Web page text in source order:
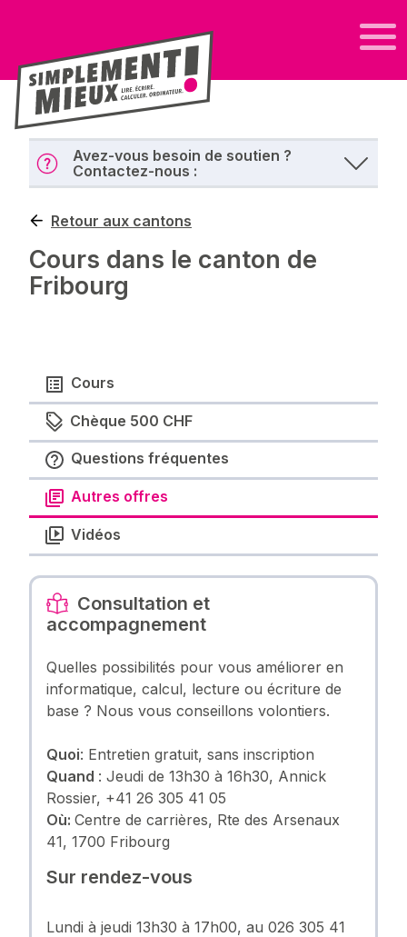
Avez-vous besoin de soutien ?
Contactez-nous :
Retour aux cantons
Cours dans le canton de
Fribourg
Cours
Chèque 500 CHF
Questions fréquentes
Autres offres
Vidéos
Consultation et
accompagnement
Quelles possibilités pour vous améliorer en
informatique, calcul, lecture ou écriture de
base ? Nous vous conseillons volontiers.
Quoi: Entretien gratuit, sans inscription
Quand : Jeudi de 13h30 à 16h30, Annick
Rossier, +41 26 305 41 05
Où: Centre de carrières, Rte des Arsenaux
41, 1700 Fribourg
Sur rendez-vous
Lundi à jeudi 13h30 à 17h00, au 026 305 41